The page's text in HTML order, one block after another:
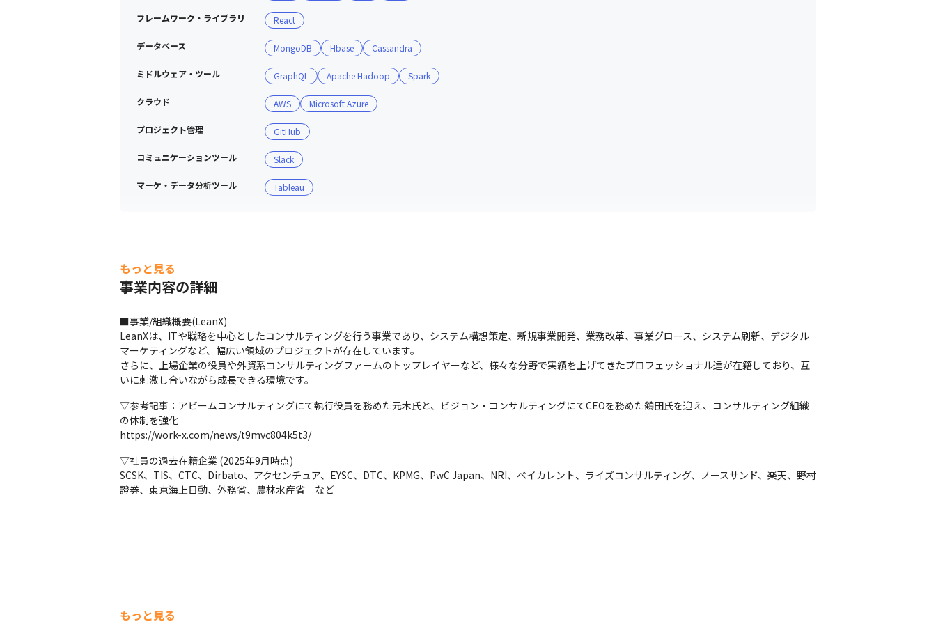
フレームワーク・ライブラリ React
データベース MongoDB Hbase Cassandra
ミドルウェア・ツール GraphQL Apache Hadoop Spark
クラウド AWS Microsoft Azure
プロジェクト管理 GitHub
コミュニケーションツール Slack
マーケ・データ分析ツール Tableau
もっと見る
事業内容の詳細
■事業/組織概要(LeanX)
LeanXは、ITや戦略を中心としたコンサルティングを行う事業であり、システム構想策定、新規事業開発、業務改革、事業グロース、システム刷新、デジタル
マーケティングなど、幅広い領域のプロジェクトが存在しています。
さらに、上場企業の役員や外資系コンサルティングファームのトップレイヤーなど、様々な分野で実績を上げてきたプロフェッショナル達が在籍しており、互
いに刺激し合いながら成長できる環境です。
▽参考記事：アビームコンサルティングにて執行役員を務めた元木氏と、ビジョン・コンサルティングにてCEOを務めた鶴田氏を迎え、コンサルティング組織
の体制を強化
https://work-x.com/news/t9mvc804k5t3/
▽社員の過去在籍企業 (2025年9月時点)
SCSK、TIS、CTC、Dirbato、アクセンチュア、EYSC、DTC、KPMG、PwC Japan、NRI、ベイカレント、ライズコンサルティング、ノースサンド、楽天、野村
證券、東京海上日動、外務省、農林水産省　など
もっと見る